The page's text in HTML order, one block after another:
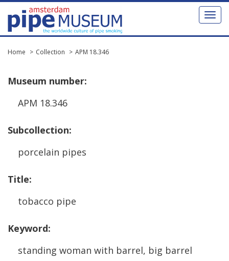
Toggle
Home Collection APM 18.346
Museum number:
APM 18.346
Subcollection:
porcelain pipes
Title:
tobacco pipe
Keyword:
standing woman with barrel, big barrel